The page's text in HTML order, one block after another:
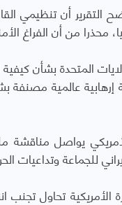
التقرير أن تنظيمي
محذرا من أن الفراغ
المتحدة بشأن
إرهابية عالمية
يواصل مناقشة
للجماعة وتداعيات
الأمريكية تحاول